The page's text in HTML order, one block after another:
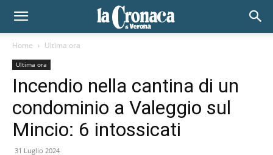
Home Ultima ora
Ultima ora
Incendio nella cantina di un
condominio a Valeggio sul
Mincio: 6 intossicati
31 Luglio 2024